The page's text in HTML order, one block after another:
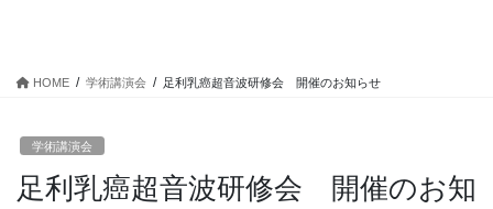
HOME 学術講演会 足利乳癌超音波研修会 開催のお知らせ
学術講演会
足利乳癌超音波研修会 開催のお知